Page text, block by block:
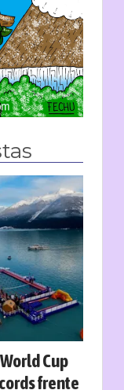
Cup
frente